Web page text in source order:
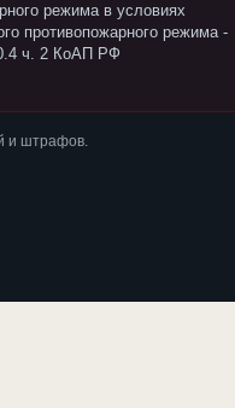
режима в условиях
противопожарного режима -
ч. 2 КоАП РФ
и штрафов.